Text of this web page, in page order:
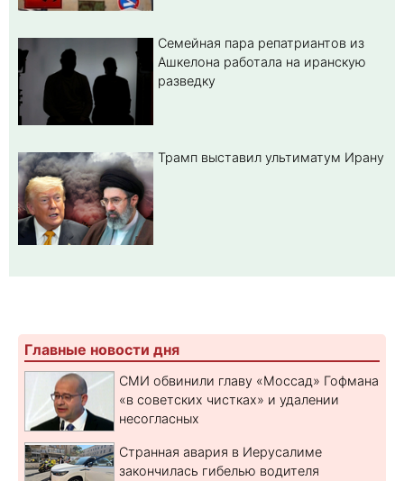
Семейная пара репатриантов из
Ашкелона работала на иранскую
разведку
Трамп выставил ультиматум Ирану
Главные новости дня
СМИ обвинили главу «Моссад» Гофмана
«в советских чистках» и удалении
несогласных
Странная авария в Иерусалиме
закончилась гибелью водителя